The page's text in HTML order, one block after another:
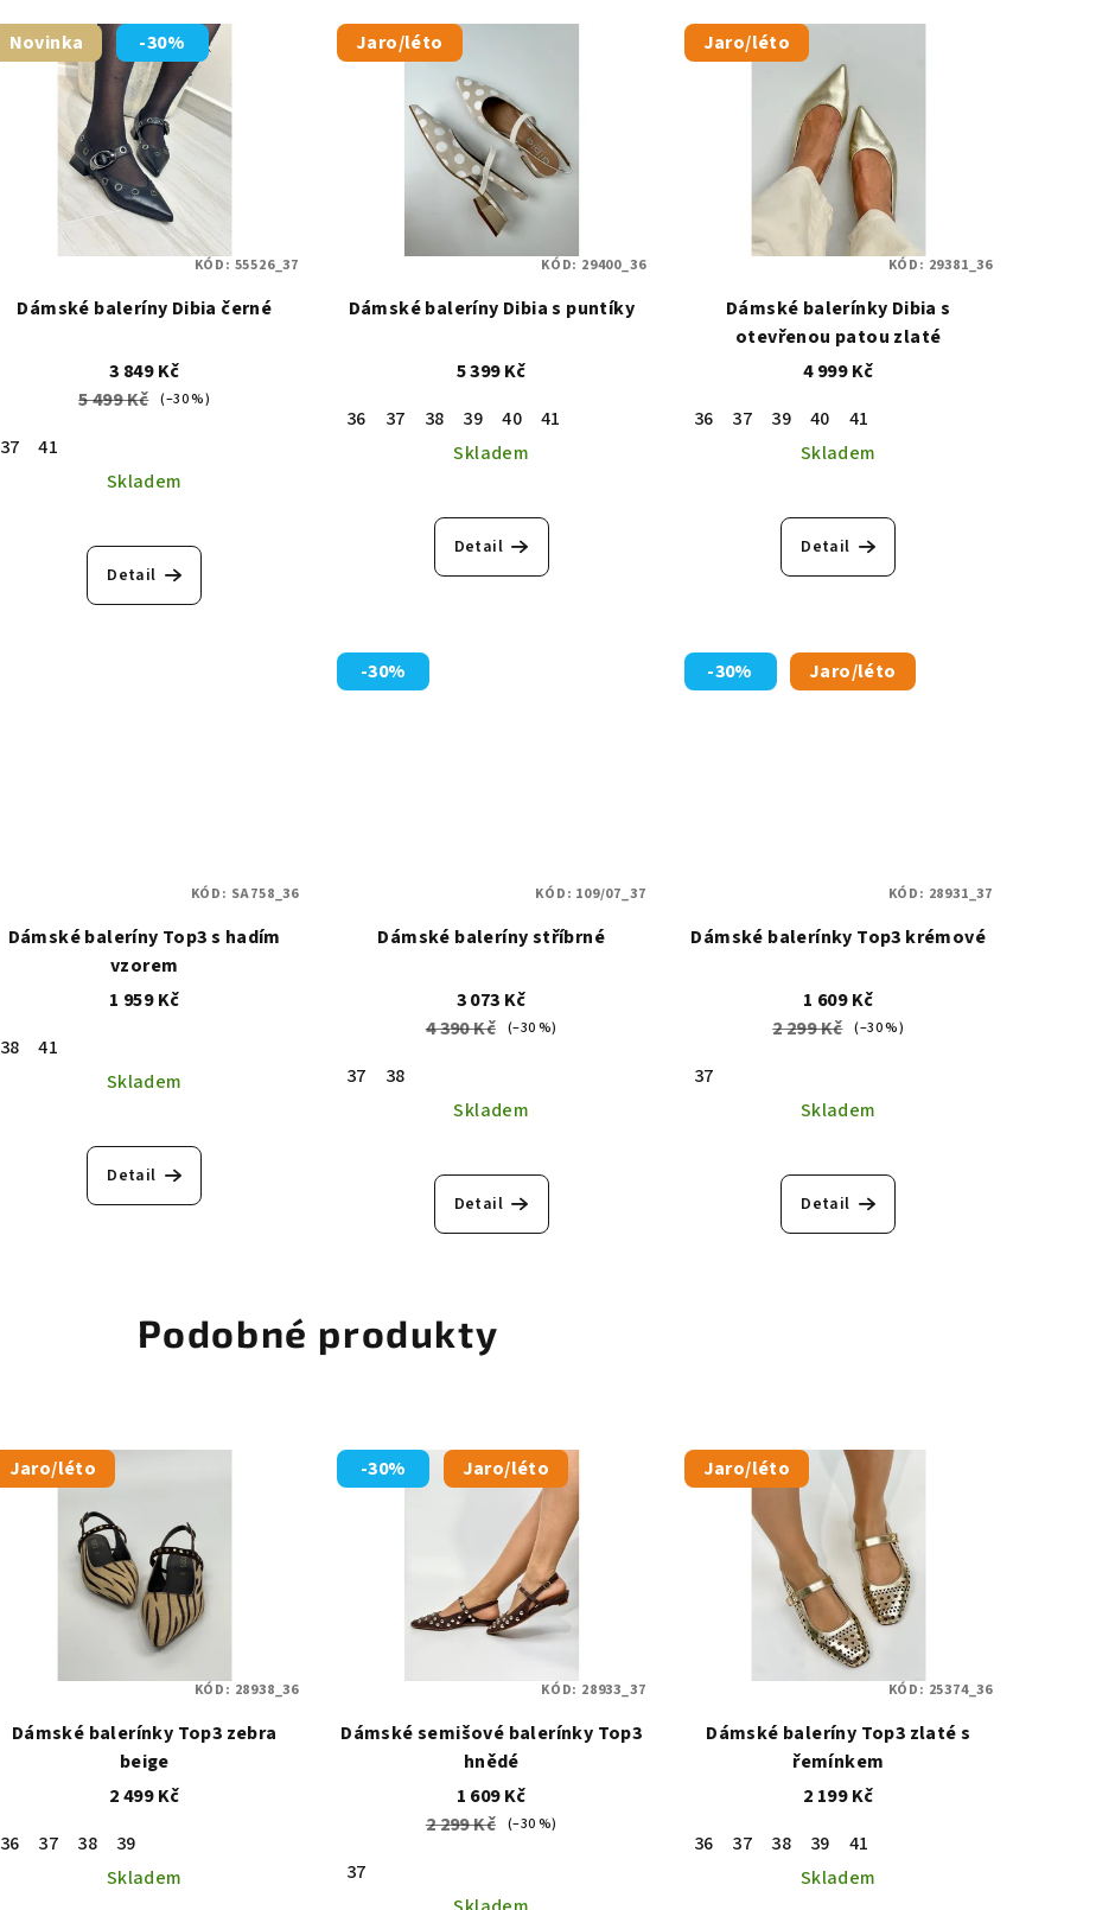
Novinka -30%
Dámské baleríny Dibia černé
3 849 Kč
5 499 Kč (–30 %)
37
41
Skladem
hodnocení
produktu
je
Detail
KÓD: 55526_37
Jaro/léto
Dámské baleríny Dibia s puntíky
5 399 Kč
36
37 38 39 40
41
Skladem
Detail
KÓD: 29400_36
Jaro/léto
Dámské balerínky Dibia s
otevřenou patou zlaté
4 999 Kč
36
37 39 40
41
Skladem
Detail
KÓD: 29381_36
Dámské baleríny Top3 s hadím
vzorem
1 959 Kč
38
41
Skladem
Detail
KÓD: SA758_36
-30%
Dámské baleríny stříbrné
3 073 Kč
4 390 Kč (–30 %)
37
38
Skladem
Detail
KÓD: 109/07_37
-30% Jaro/léto
Dámské balerínky Top3 krémové
1 609 Kč
2 299 Kč (–30 %)
37
Skladem
Detail
KÓD: 28931_37
Podobné produkty
Jaro/léto
Dámské balerínky Top3 zebra
beige
2 499 Kč
36
37 38
39
Skladem
KÓD: 28938_36
-30% Jaro/léto
Dámské semišové balerínky Top3
hnědé
1 609 Kč
2 299 Kč (–30 %)
37
KÓD: 28933_37
Jaro/léto
Dámské baleríny Top3 zlaté s
řemínkem
2 199 Kč
36
37 38 39
41
Skladem
KÓD: 25374_36